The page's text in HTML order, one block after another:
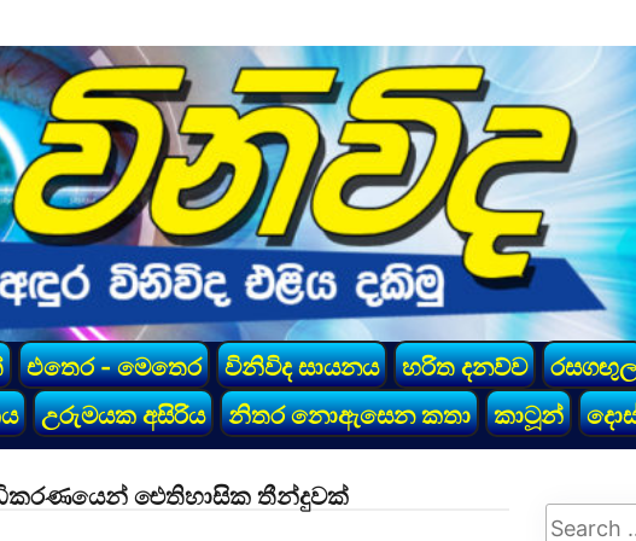
එතෙර - මෙතෙර විනිවිද සායනය හරිත දනව්ව රසගඟුල
උරුමයක අසිරිය නිතර නොඇසෙන කතා කාටූන්
ඓතිහාසික තීන්දුවක්